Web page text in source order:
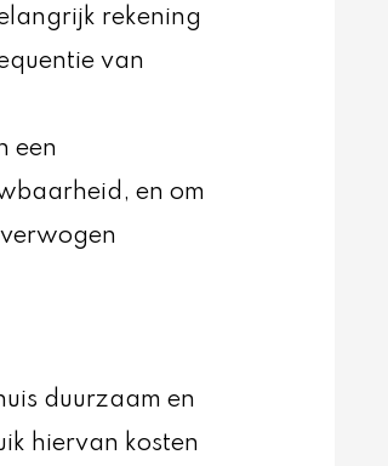
rekening
van
een
en om
duurzaam en
hiervan kosten